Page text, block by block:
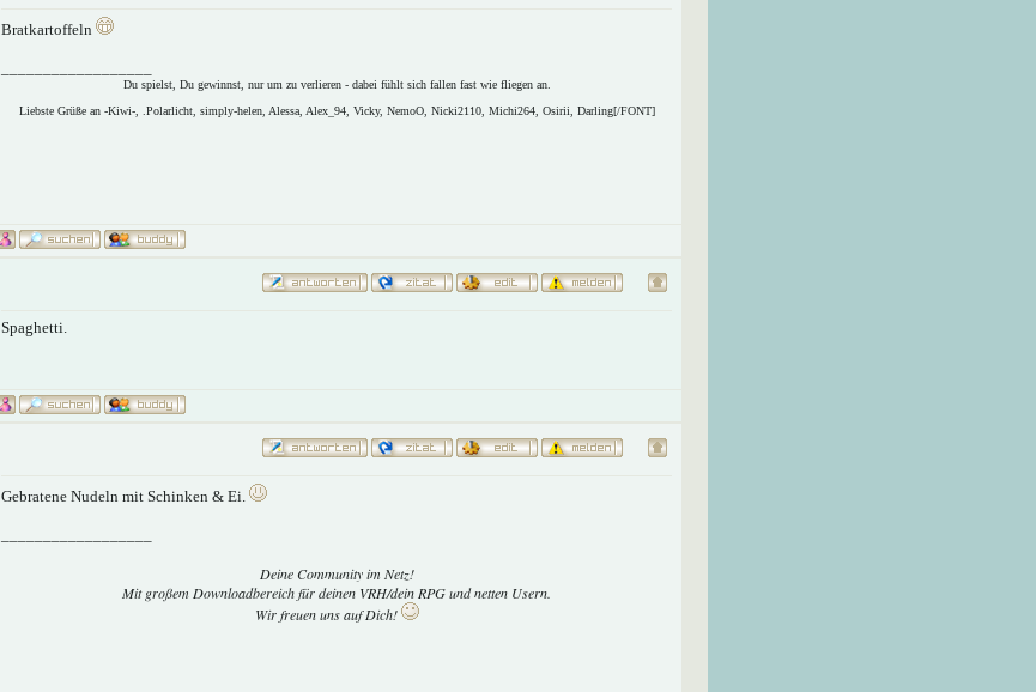
Bratkartoffeln
Du spielst, Du gewinnst, nur um zu verlieren - dabei fühlt sich fallen fast wie fliegen an.
Liebste Grüße an -Kiwi-, .Polarlicht, simply-helen, Alessa, Alex_94, Vicky, NemoO, Nicki2110, Michi264, Osirii, Darling[/FONT]
Spaghetti.
Gebratene Nudeln mit Schinken & Ei.
Deine Community im Netz!
Mit großem Downloadbereich für deinen VRH/dein RPG und netten Usern.
Wir freuen uns auf Dich!